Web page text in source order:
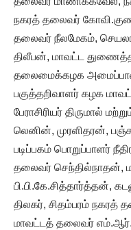
நகரத் தலைவர்
தலைவர் நீலமேகம்,
திலீபன், மாவட்ட
தலைமைக்கழக
பகுத்தறிவாளர் கழக
பேராசிரியர் திருமால்
லெனின், முரளிதரன்,
படிப்பகம் பொறுப்பாளர்
தலைவர் செந்தில்நாதன்,
பி.பி.கே.சித்தார்த்தன்,
திலகர், சிதம்பரம் நகரத்
மாவட்டத் தலைவர்